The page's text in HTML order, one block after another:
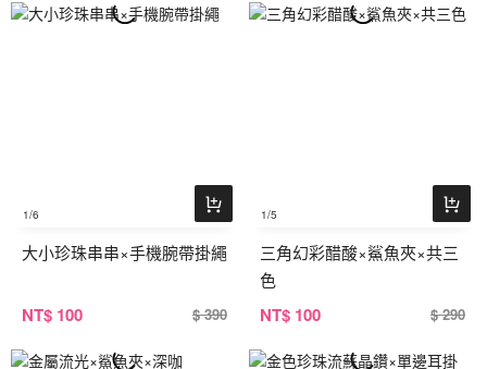
1/6
大小珍珠串串×手機腕帶掛繩
NT$ 100 $ 390
1/5
三角幻彩醋酸×鯊魚夾×共三
色
NT$ 100 $ 290